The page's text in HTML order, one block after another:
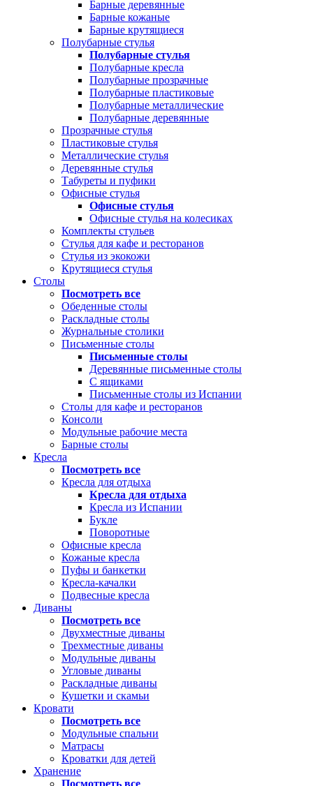
Барные деревянные
Барные кожаные
Барные крутящиеся
Полубарные стулья
Полубарные стулья
Полубарные кресла
Полубарные прозрачные
Полубарные пластиковые
Полубарные металлические
Полубарные деревянные
Прозрачные стулья
Пластиковые стулья
Металлические стулья
Деревянные стулья
Табуреты и пуфики
Офисные стулья
Офисные стулья
Офисные стулья на колесиках
Комплекты стульев
Стулья для кафе и ресторанов
Стулья из экокожи
Крутящиеся стулья
Столы
Посмотреть все
Обеденные столы
Раскладные столы
Журнальные столики
Письменные столы
Письменные столы
Деревянные письменные столы
С ящиками
Письменные столы из Испании
Столы для кафе и ресторанов
Консоли
Модульные рабочие места
Барные столы
Кресла
Посмотреть все
Кресла для отдыха
Кресла для отдыха
Кресла из Испании
Букле
Поворотные
Офисные кресла
Кожаные кресла
Пуфы и банкетки
Кресла-качалки
Подвесные кресла
Диваны
Посмотреть все
Двухместные диваны
Трехместные диваны
Модульные диваны
Угловые диваны
Раскладные диваны
Кушетки и скамьи
Кровати
Посмотреть все
Модульные спальни
Матрасы
Кроватки для детей
Хранение